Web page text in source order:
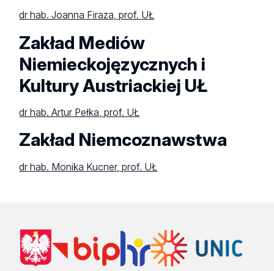
dr hab. Joanna Firaza, prof. UŁ
Zakład Mediów
Niemieckojęzycznych i
Kultury Austriackiej UŁ
dr hab. Artur Pełka, prof. UŁ
Zakład Niemcoznawstwa
dr hab. Monika Kucner, prof. UŁ